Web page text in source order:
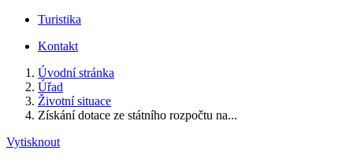
Turistika
Kontakt
Úvodní stránka
Úřad
Životní situace
Získání dotace ze státního rozpočtu na...
Vytisknout